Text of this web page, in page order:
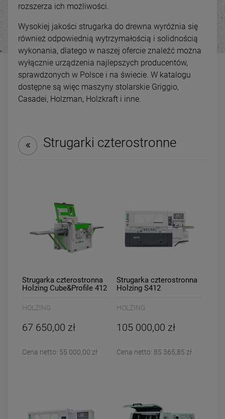
%
Odciąg do trocin wyciąg
wiórów TERMIX FM300S /
3880 400V
1 899,00 zł
regularna:
DO KOSZYKA
rozszerza ich możliwości.
Wysokiej jakości strugarka do drewna wyróżnia się
również odpowiednią wytrzymałością i solidnością
wykonania, dlatego w naszej ofercie znaleźć można
wyłącznie urządzenia najlepszych producentów,
sprawdzonych w Polsce i na świecie. W katalogu
dostępne są więc maszyny stolarskie Griggio,
Casadei, Holzman, Holzkraft i inne.
Strugarki czterostronne
Strugarka czterostronna
Holzing Cube&Profile 412
HOLZING
67 650,00 zł
Cena netto: 55 000,00 zł
Strugarka czterostronna
Holzing S412
HOLZING
105 000,00 zł
Cena netto: 85 365,85 zł